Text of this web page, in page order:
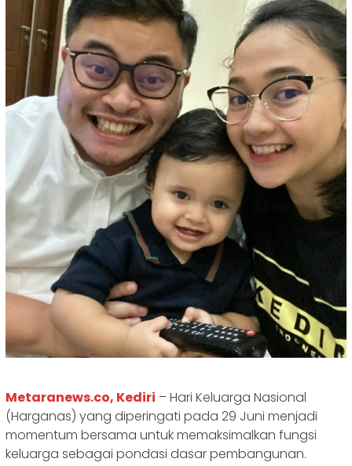
Metaranews.co, Kediri – Hari Keluarga Nasional
(Harganas) yang diperingati pada 29 Juni menjadi
momentum bersama untuk memaksimalkan fungsi
keluarga sebagai pondasi dasar pembangunan.